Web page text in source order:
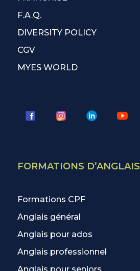
F.A.Q.
DIVERSITY POLICY
CGV
MYES WORLD
FORMATIONS D’ANGLAIS
Formations CPF
Anglais général
Anglais pour ados
Anglais professionnel